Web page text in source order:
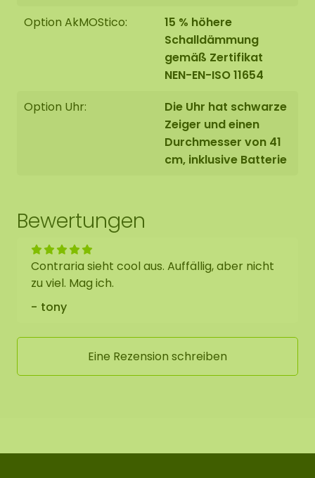
Option AkMOStico:
15 % höhere
Schalldämmung
gemäß Zertifikat
NEN-EN-ISO 11654
Option Uhr:
Die Uhr hat schwarze
Zeiger und einen
Durchmesser von 41
cm, inklusive Batterie
Bewertungen
Contraria sieht cool aus. Auffällig, aber nicht
zu viel. Mag ich.
tony
Eine Rezension schreiben